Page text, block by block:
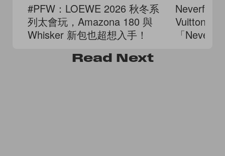
#PFW：LOEWE 2026 秋冬系
列太會玩，Amazona 180 與
Whisker 新包也超想入手！
Neverfull
Vuitton 推
「
Read Next